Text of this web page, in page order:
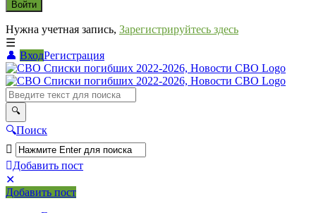
Нужна учетная запись, Зарегистрируйтесь здесь
ВходРегистрация
СВО
Списки
погибших
2022-
2026,
Новости
СВО
Поиск
Добавить пост
Мобильное
меню
Добавить пост